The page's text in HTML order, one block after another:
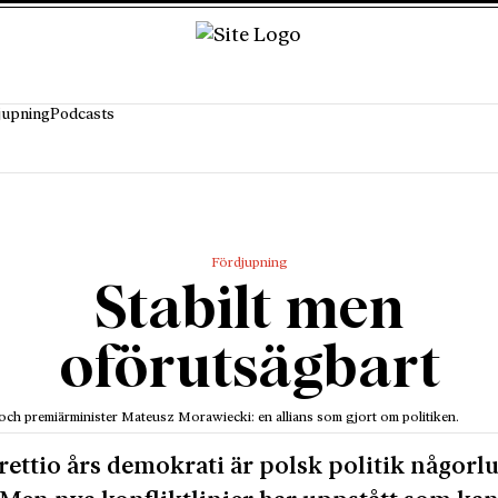
Podcasts
Fördjupning
Stabilt men
oförutsägbart
premiärminister Mateusz Morawiecki: en allians som gjort om politiken.
års demokrati är polsk politik